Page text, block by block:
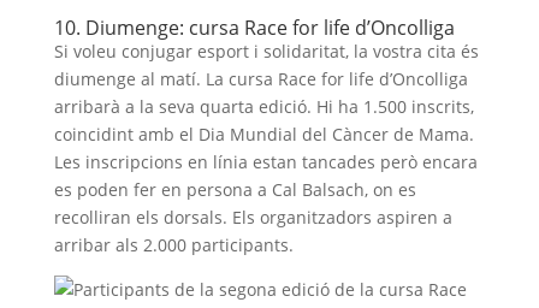
10. Diumenge: cursa Race for life d’Oncolliga
Si voleu conjugar esport i solidaritat, la vostra cita és
diumenge al matí. La cursa Race for life d’Oncolliga
arribarà a la seva quarta edició. Hi ha 1.500 inscrits,
coincidint amb el Dia Mundial del Càncer de Mama.
Les inscripcions en línia estan tancades però encara
es poden fer en persona a Cal Balsach, on es
recolliran els dorsals. Els organitzadors aspiren a
arribar als 2.000 participants.